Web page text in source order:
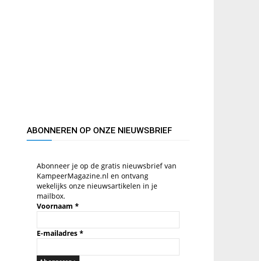
ABONNEREN OP ONZE NIEUWSBRIEF
Abonneer je op de gratis nieuwsbrief van
KampeerMagazine.nl en ontvang
wekelijks onze nieuwsartikelen in je
mailbox.
Voornaam *
E-mailadres *